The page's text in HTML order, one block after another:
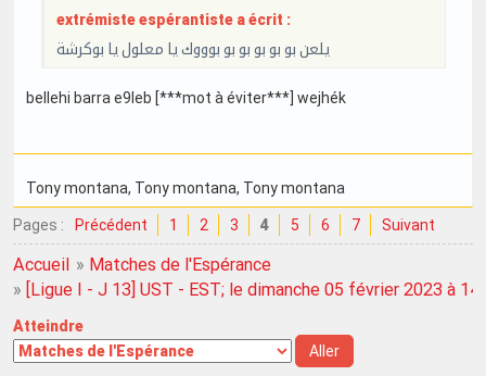
extrémiste espérantiste a écrit :
يلعن بو بو بو بو بو بوووك يا معلول يا بوكرشة
bellehi barra e9leb [***mot à éviter***] wejhék
Tony montana, Tony montana, Tony montana
Pages : Précédent 1 2 3 4 5 6 7 Suivant
Accueil » Matches de l'Espérance
»
[Ligue I - J 13] UST - EST; le dimanche 05 février 2023 à
Atteindre